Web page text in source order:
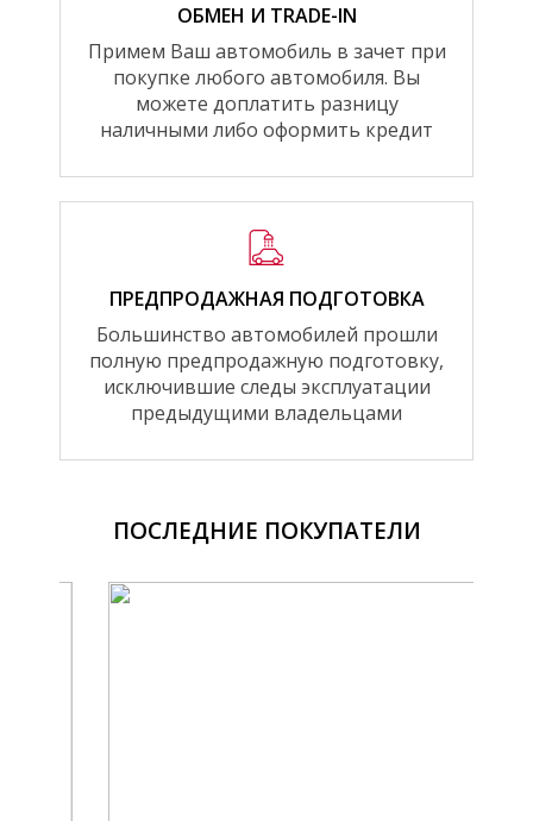
ОБМЕН И TRADE-IN
Примем Ваш автомобиль в зачет при
покупке любого автомобиля. Вы
можете доплатить разницу
наличными либо оформить кредит
ПРЕДПРОДАЖНАЯ ПОДГОТОВКА
Большинство автомобилей прошли
полную предпродажную подготовку,
исключившие следы эксплуатации
предыдущими владельцами
ПОСЛЕДНИЕ ПОКУПАТЕЛИ